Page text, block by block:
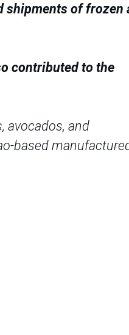
of frozen
contributed to the
avocados, and
based